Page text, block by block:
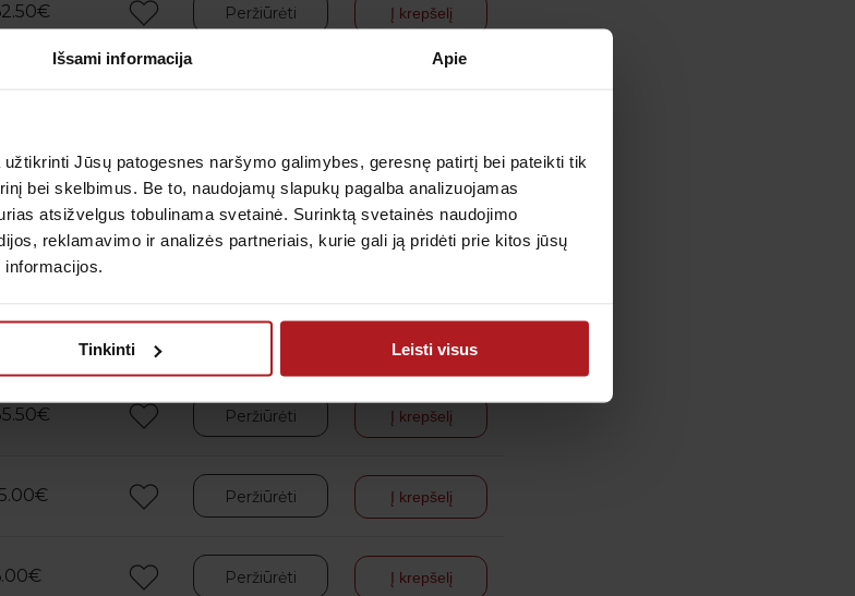
Išsami informacija Apie
Jūsų patogesnes naršymo galimybes, geresnę patirtį bei pateikti tik
bei skelbimus. Be to, naudojamų slapukų pagalba analizuojamas
atsižvelgus tobulinama svetainė. Surinktą svetainės naudojimo
reklamavimo ir analizės partneriais, kurie gali ją pridėti prie kitos jūsų
Tinkinti Leisti visus
Peržiūrėti Į krepšelį
Peržiūrėti Į krepšelį
Peržiūrėti Į krepšelį
Peržiūrėti Į krepšelį
Peržiūrėti Į krepšelį
Peržiūrėti Į krepšelį